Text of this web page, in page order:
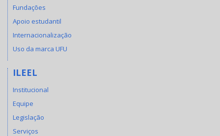
Fundações
Apoio estudantil
Internacionalização
Uso da marca UFU
ILEEL
Institucional
Equipe
Legislação
Serviços